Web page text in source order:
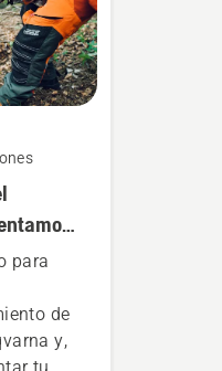
para
de
y,
tu